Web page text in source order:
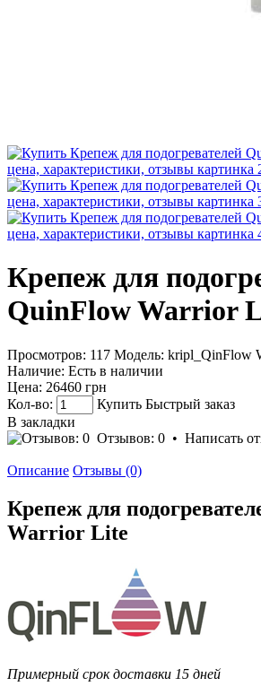
Крепеж для
QuinFlow Warrior
Просмотров: 117 Модель: kripl_QinFlow
Наличие: Есть в наличии
Цена: 26460 грн
Кол-во:
Купить Быстрый заказ
В закладки
Отзывов: 0 • Написать
Описание Отзывы (0)
Крепеж для
Warrior Lite
Примерный срок доставки 15 дней